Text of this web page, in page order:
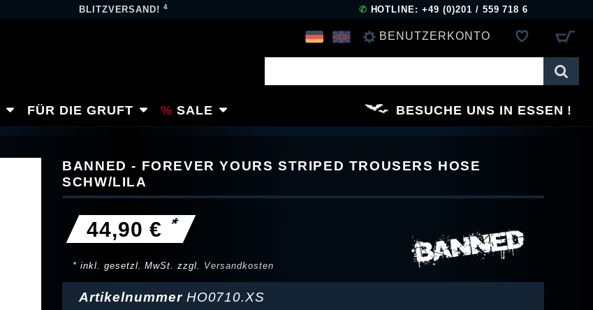
BLITZVERSAND!4 ✆ HOTLINE: +49 (0)201 / 559 718 6
BENUTZERKONTO
REGISTRIEREN
FÜR DIE GRUFT SALE BESUCHE UNS IN ESSEN
BANNED - FOREVER YOURS STRIPED TROUSERS HOSE
SCHW/LILA
44,90 € *
* inkl. gesetzl. MwSt. zzgl. Versandkosten
Artikelnummer HO0710.XS